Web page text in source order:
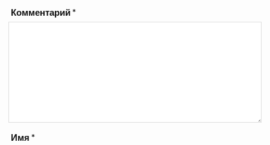
Комментарий*
Имя*